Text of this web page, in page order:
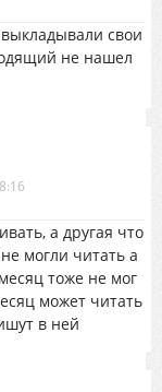
свои
не нашел
а другая что
могли читать а
тоже не мог
может читать
в ней